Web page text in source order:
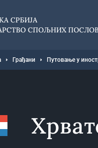
СРБИЈА
СПОЉНИХ
Грађани Путовање у